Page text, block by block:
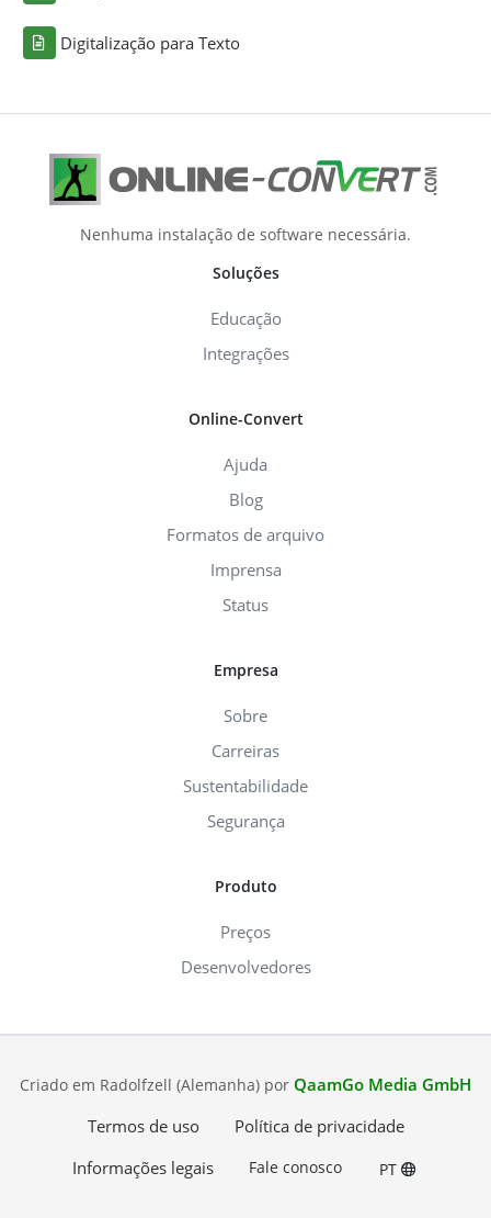
Digitalização para Texto
Nenhuma instalação de software necessária.
Soluções
Educação
Integrações
Online-Convert
Ajuda
Blog
Formatos de arquivo
Imprensa
Status
Empresa
Sobre
Carreiras
Sustentabilidade
Segurança
Produto
Preços
Desenvolvedores
Criado em Radolfzell (Alemanha) por QaamGo Media GmbH
Termos de uso
Política de privacidade
Informações legais
Fale conosco PT